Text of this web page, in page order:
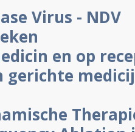
Virus - NDV
en op
gerichte